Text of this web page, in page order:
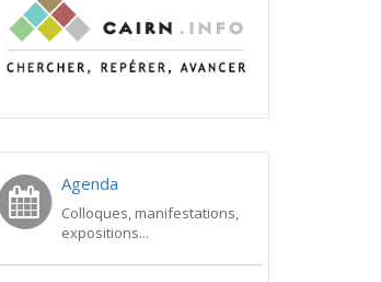
Agenda
Colloques, manifestations,
expositions...